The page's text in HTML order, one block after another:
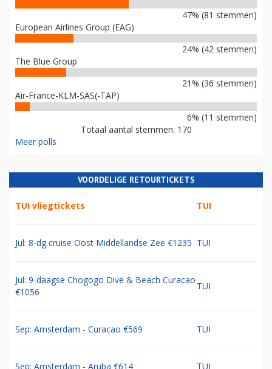
47% (81 stemmen)
European Airlines Group (EAG)
24% (42 stemmen)
The Blue Group
21% (36 stemmen)
Air-France-KLM-SAS(-TAP)
6% (11 stemmen)
Totaal aantal stemmen: 170
Meer polls
VOORDELIGE RETOURTICKETS
TUI vliegtickets TUI
Jul: 8-dg cruise Oost Middellandse Zee €1235 TUI
Jul: 9-daagse Chogogo Dive & Beach Curacao
€1056
TUI
Sep: Amsterdam - Curacao €569 TUI
Sep: Amsterdam - Aruba €614 TUI